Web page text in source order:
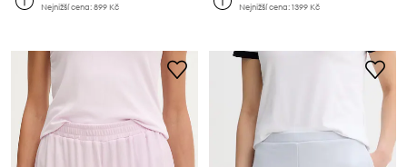
Nejnižší cena:899 Kč
Nejnižší cena:1399 Kč